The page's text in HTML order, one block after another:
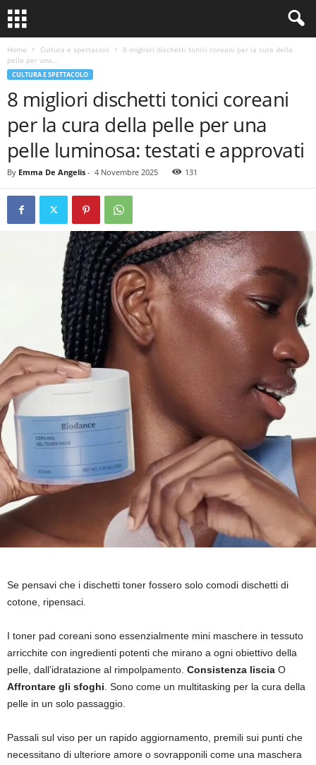
Home Cultura e spettacolo
8 migliori dischetti tonici coreani per la cura della
pelle per una...
CULTURA E SPETTACOLO
8 migliori dischetti tonici coreani
per la cura della pelle per una
pelle luminosa: testati e approvati
By Emma De Angelis - 4 Novembre 2025 131
Se pensavi che i dischetti toner fossero solo comodi dischetti di
cotone, ripensaci.
I toner pad coreani sono essenzialmente mini maschere in tessuto
arricchite con ingredienti potenti che mirano a ogni obiettivo della
pelle, dall’idratazione al rimpolpamento. Consistenza liscia O
Affrontare gli sfoghi . Sono come un multitasking per la cura della
pelle in un solo passaggio.
Passali sul viso per un rapido aggiornamento, premili sui punti che
necessitano di ulteriore amore o sovrapponili come una maschera